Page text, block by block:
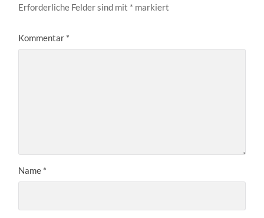
Erforderliche Felder sind mit * markiert
Kommentar *
Name *